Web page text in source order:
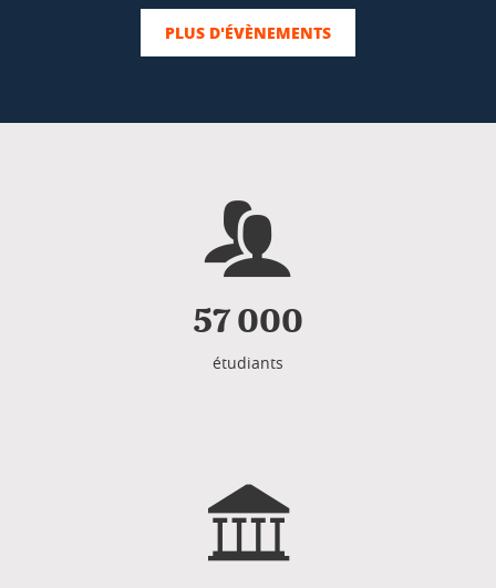
PLUS D'ÉVÈNEMENTS
57 000
étudiants